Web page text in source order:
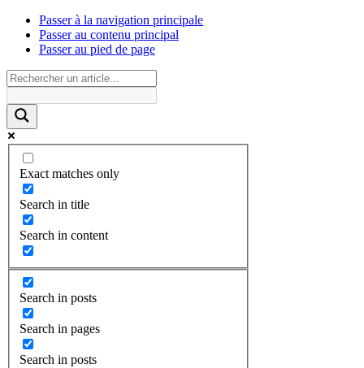
Passer à la navigation principale
Passer au contenu principal
Passer au pied de page
Exact matches only
Search in title
Search in content
Search in posts
Search in pages
Search in posts